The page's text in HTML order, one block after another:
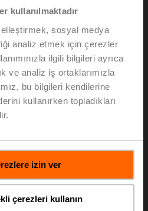
kullanılmaktadır
sosyal medya
analiz etmek için çerezler
ilgili bilgileri ayrıca
ve analiz iş ortaklarımızla
bu bilgileri kendilerine
kullanırken topladıkları
izin ver
çerezleri kullanın
ve canlı bir
koşullarında